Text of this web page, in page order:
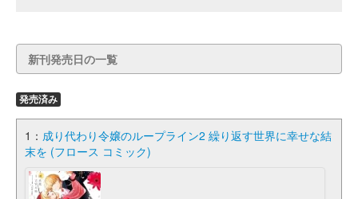
新刊発売日の一覧
発売済み
1： 成り代わり令嬢のループライン2 繰り返す世界に幸せな結
末を (フロース コミック)